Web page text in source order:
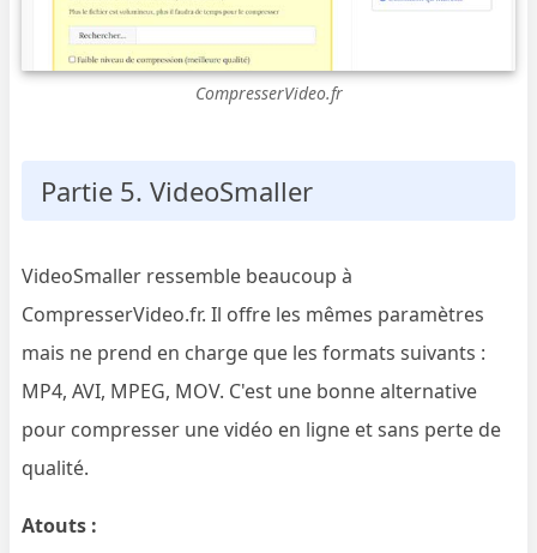
CompresserVideo.fr
Partie 5. VideoSmaller
VideoSmaller ressemble beaucoup à
CompresserVideo.fr. Il offre les mêmes paramètres
mais ne prend en charge que les formats suivants :
MP4, AVI, MPEG, MOV. C'est une bonne alternative
pour compresser une vidéo en ligne et sans perte de
qualité.
Atouts :